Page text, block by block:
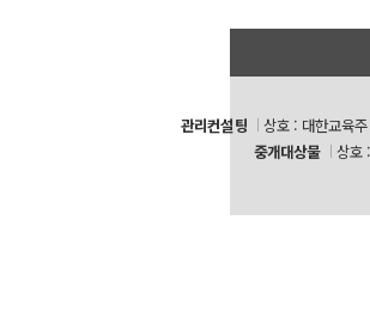
관리컨설팅 상호 : 대한교육
중개대상물
상호